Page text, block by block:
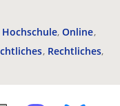
Hochschule Online
Rechtliches